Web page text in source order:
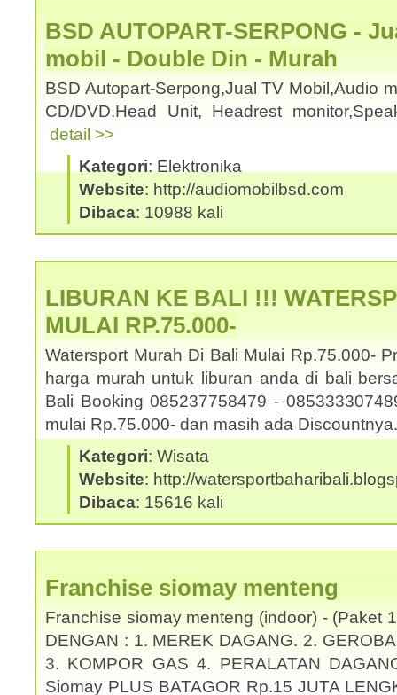
BSD AUTOPART-SERPONG -
mobil - Double Din - Murah
BSD Autopart-Serpong,Jual TV Mobil,Audio
CD/DVD.Head Unit, Headrest
detail >>
Kategori: Elektronika
Website: http://audiomobilbsd.com
Dibaca: 10988 kali
LIBURAN KE BALI !!!
MULAI RP.75.000-
Watersport Murah Di Bali Mulai Rp.75.000-
harga murah untuk liburan anda di bali
Bali Booking 085237758479 -
mulai Rp.75.000- dan masih ada
Kategori: Wisata
Website: http://
Dibaca: 15616 kali
Franchise siomay menteng
Franchise siomay menteng (indoor) - (Paket
DENGAN : 1. MEREK DAGANG. 2.
3. KOMPOR GAS 4. PERALATAN
Siomay PLUS BATAGOR Rp.15 JUTA